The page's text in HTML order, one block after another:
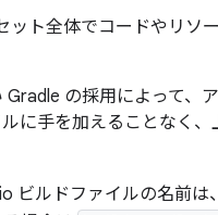
ット全体でコードやリソ
Gradle の採用によって、
に手を加えることなく、
ビルドファイルの名前は、